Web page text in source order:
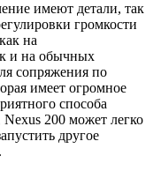
имеют детали, так
громкости
на
и на обычных
сопряжения по
имеет огромное
способа
200 может легко
другое